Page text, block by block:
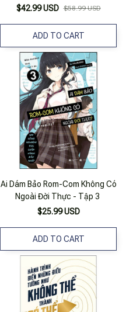
Những Lãng Quên + Thức Dậy
Bản 2025) - Tặng Kèm 3
$42.99 USD $58.99 USD
ADD TO CART
Ai Dám Bảo Rom-Com Không Có
Ngoài Đời Thực - Tập 3
$25.99 USD
ADD TO CART